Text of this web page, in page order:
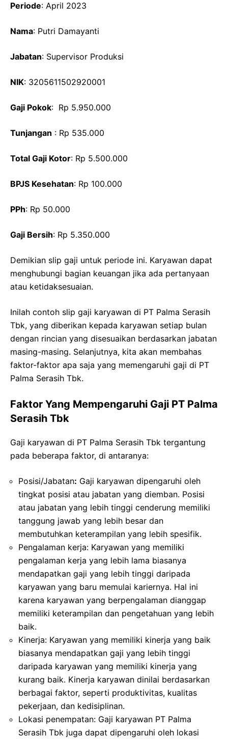
Periode: April 2023
Nama: Putri Damayanti
Jabatan: Supervisor Produksi
NIK: 3205611502920001
Gaji Pokok: Rp 5.950.000
Tunjangan : Rp 535.000
Total Gaji Kotor: Rp 5.500.000
BPJS Kesehatan: Rp 100.000
PPh: Rp 50.000
Gaji Bersih: Rp 5.350.000
Demikian slip gaji untuk periode ini. Karyawan dapat
menghubungi bagian keuangan jika ada pertanyaan
atau ketidaksesuaian.
Inilah contoh slip gaji karyawan di PT Palma Serasih
Tbk, yang diberikan kepada karyawan setiap bulan
dengan rincian yang disesuaikan berdasarkan jabatan
masing-masing. Selanjutnya, kita akan membahas
faktor-faktor apa saja yang memengaruhi gaji di PT
Palma Serasih Tbk.
Faktor Yang Mempengaruhi Gaji PT Palma
Serasih Tbk
Gaji karyawan di PT Palma Serasih Tbk tergantung
pada beberapa faktor, di antaranya:
Posisi/Jabatan: Gaji karyawan dipengaruhi oleh
tingkat posisi atau jabatan yang diemban. Posisi
atau jabatan yang lebih tinggi cenderung memiliki
tanggung jawab yang lebih besar dan
membutuhkan keterampilan yang lebih spesifik.
Pengalaman kerja: Karyawan yang memiliki
pengalaman kerja yang lebih lama biasanya
mendapatkan gaji yang lebih tinggi daripada
karyawan yang baru memulai kariernya. Hal ini
karena karyawan yang berpengalaman dianggap
memiliki keterampilan dan pengetahuan yang lebih
baik.
Kinerja: Karyawan yang memiliki kinerja yang baik
biasanya mendapatkan gaji yang lebih tinggi
daripada karyawan yang memiliki kinerja yang
kurang baik. Kinerja karyawan dinilai berdasarkan
berbagai faktor, seperti produktivitas, kualitas
pekerjaan, dan kedisiplinan.
Lokasi penempatan: Gaji karyawan PT Palma
Serasih Tbk juga dapat dipengaruhi oleh lokasi